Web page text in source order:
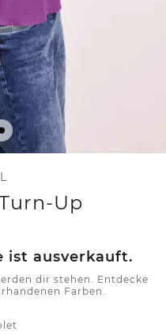
Up
ist ausverkauft.
dir stehen. Entdecke
Farben.